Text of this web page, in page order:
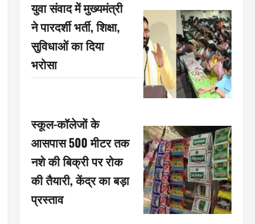
युवा संवाद में मुख्यमंत्री
ने पारदर्शी भर्ती, शिक्षा,
सुविधाओं का दिया
भरोसा
स्कूल-कॉलेजों के
आसपास 500 मीटर तक
नशे की बिक्री पर रोक
की तैयारी, केंद्र का बड़ा
प्रस्ताव